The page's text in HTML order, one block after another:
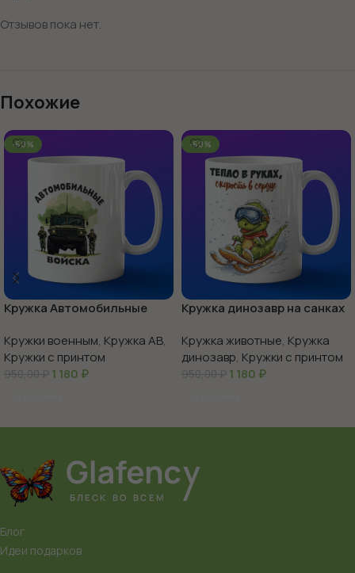
Отзывов пока нет.
Похожие
-60%
Кружка Автомобильные
Кружки военным, Кружка АВ,
Кружки с принтом
950,00₽ 1 180 ₽
-60%
Кружка динозавр на санках
Кружка животные, Кружка
динозавр, Кружки с принтом
950,00₽ 1 180 ₽
Блог
Идеи подарков